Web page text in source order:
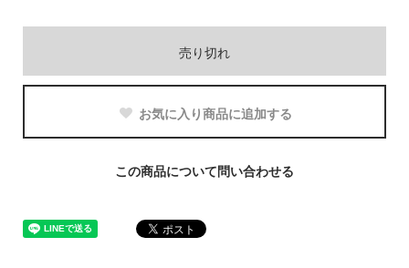
売り切れ
お気に入り商品に追加する
この商品について問い合わせる